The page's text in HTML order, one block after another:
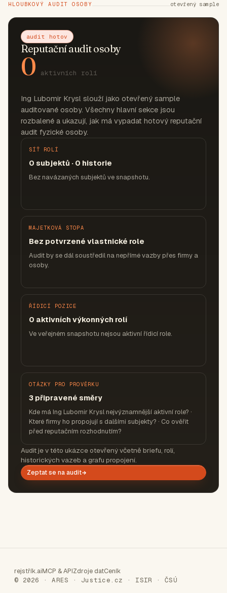
HLOUBKOVÝ AUDIT OSOBY otevřený sample
audit hotov
Reputační audit osoby
0 aktivních rolí
Ing Lubomir Krysl slouží jako otevřený sample
auditované osoby. Všechny hlavní sekce jsou
rozbalené a ukazují, jak má vypadat hotový reputační
audit fyzické osoby.
SÍŤ ROLÍ
0 subjektů · 0 historie
Bez navázaných subjektů ve snapshotu.
MAJETKOVÁ STOPA
Bez potvrzené vlastnické role
Audit by se dál soustředil na nepřímé vazby přes firmy a
osoby.
ŘÍDICÍ POZICE
0 aktivních výkonných rolí
Ve veřejném snapshotu nejsou aktivní řídicí role.
OTÁZKY PRO PROVĚRKU
3 připravené směry
Kde má Ing Lubomir Krysl nejvýznamnější aktivní role? ·
Které firmy ho propojují s dalšími subjekty? · Co ověřit
před reputačním rozhodnutím?
Audit je v této ukázce otevřený včetně briefu, rolí,
historických vazeb a grafu propojení.
Zeptat se na audit
rejstřík.aiMCP & APIZdroje datCeník
© 2026 · ARES · Justice.cz · ISIR · ČSÚ